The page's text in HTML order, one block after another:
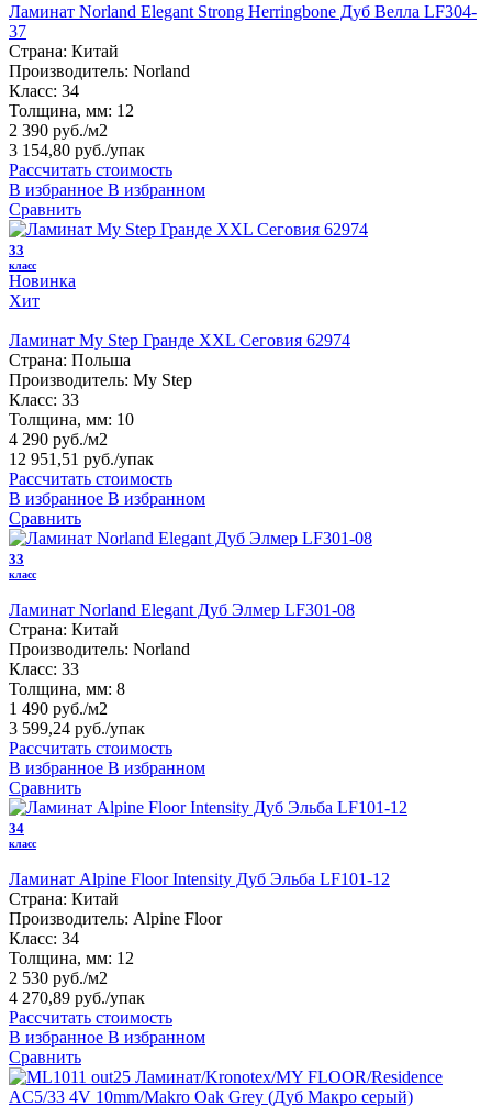
Ламинат Norland Elegant Strong Herringbone Дуб Велла LF304-
37
Страна: Китай
Производитель: Norland
Класс: 34
Толщина, мм: 12
2 390 руб./м2
3 154,80 руб./упак
Рассчитать стоимость
В избранное В избранном
Сравнить
33
класс
Новинка
Хит
Ламинат My Step Гранде XXL Сеговия 62974
Страна: Польша
Производитель: My Step
Класс: 33
Толщина, мм: 10
4 290 руб./м2
12 951,51 руб./упак
Рассчитать стоимость
В избранное В избранном
Сравнить
33
класс
Ламинат Norland Elegant Дуб Элмер LF301-08
Страна: Китай
Производитель: Norland
Класс: 33
Толщина, мм: 8
1 490 руб./м2
3 599,24 руб./упак
Рассчитать стоимость
В избранное В избранном
Сравнить
34
класс
Ламинат Alpine Floor Intensity Дуб Эльба LF101-12
Страна: Китай
Производитель: Alpine Floor
Класс: 34
Толщина, мм: 12
2 530 руб./м2
4 270,89 руб./упак
Рассчитать стоимость
В избранное В избранном
Сравнить